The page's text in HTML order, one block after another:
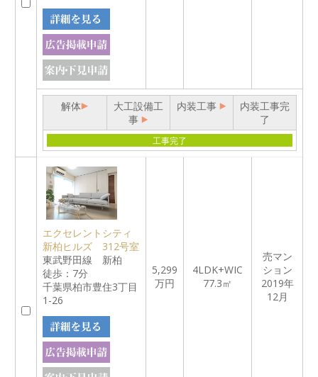
解体
大工設備工
事
内装工事
内装工事完
了
工事完了
エクセレントシティ
新柏ヒルズ 312号室
東武野田線 新柏
徒歩：7分
千葉県柏市豊住3丁目
1-26
5,299
万円
4LDK+WIC
77.3㎡
売マン
ション
2019年
12月